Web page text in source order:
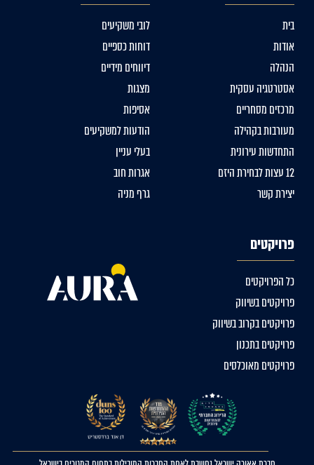
בית
אודות
הנהלה
אסטרטגיה עסקית
מרכזים מסחריים
מעורבות בקהילה
התחדשות עירונית
12 עצות לבחירת היזם
יצירת קשר
לובי משקיעים
דוחות כספיים
דיווחים מידיים
מצגות
אסיפות
הודעות למשקיעים
בעלי עניין
אגרות חוב
גרף מניה
פרויקטים
כל הפרויקטים
פרויקטים בשיווק
פרויקטים בקרוב בשיווק
פרויקטים בתכנון
פרויקטים מאוכלסים